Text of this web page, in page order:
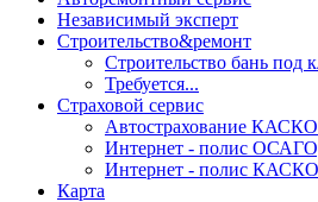
Независимый эксперт
Строительство&ремонт
Строительство бань под
Требуется...
Страховой сервис
Автострахование
Интернет - полис ОСАГО,
Интернет - полис КАСКО
Карта